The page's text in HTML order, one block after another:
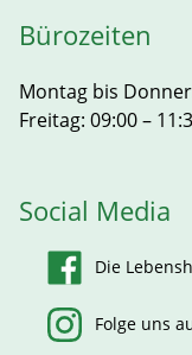
Bürozeiten
Montag bis
Freitag: 09:00 –
Social Media
Die
Folge uns